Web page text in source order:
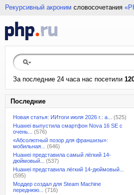
Рекурсивный акроним словосочетания
За последние 24 часа нас посетили
Последние
Новая статья: ИИтоги июля 2026 г.: а...
(525)
Huawei выпустила смартфон Nova 16 SE с
очень...
(576)
«Абсолютный позор для франшизы»:
мобильная...
(646)
Huawei представила самый лёгкий 14-
дюймовый...
(537)
Huawei представила лёгкий 14-дюймовый...
(595)
Моддер создал для Steam Machine
переднюю...
(716)